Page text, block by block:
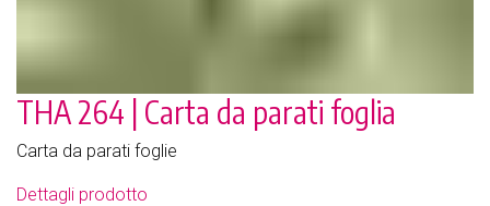
THA 264 | Carta da parati foglia
Carta da parati foglie
Dettagli prodotto